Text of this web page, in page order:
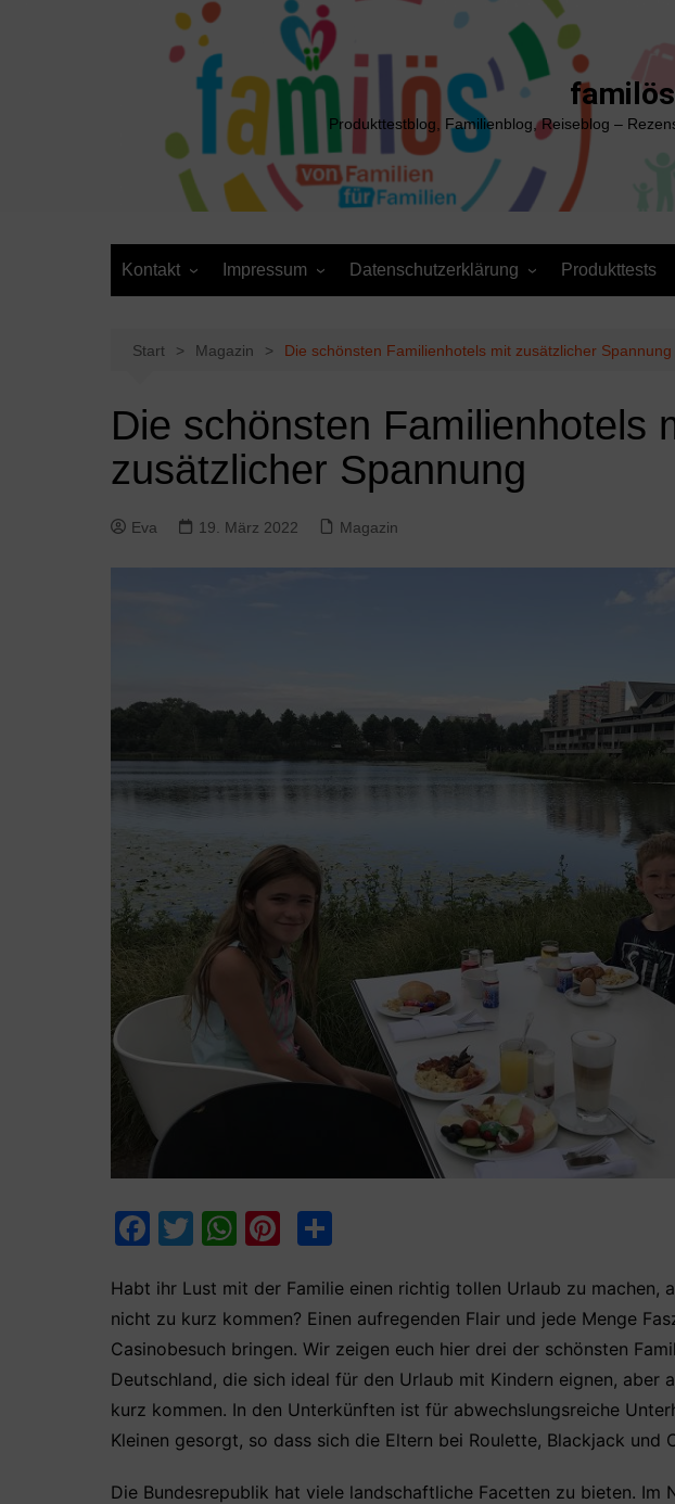
Produkttestblog, Familienblog, Reiseblog –
Kontakt Impressum Datenschutzerklärung Produkttests
Start Magazin Die schönsten Familienhotels mit zusätzlicher Spannung
Die schönsten Familienhotels
zusätzlicher Spannung
Eva 19. März 2022 Magazin
F
c
e
b
o
o
T
itt
er
W
at
s
A
p
p
Pi
er
e
st
le
n
Habt ihr Lust mit der Familie einen richtig tollen Urlaub zu machen,
nicht zu kurz kommen? Einen aufregenden Flair und jede Menge
Casinobesuch bringen. Wir zeigen euch hier drei der schönsten
Deutschland, die sich ideal für den Urlaub mit Kindern eignen, aber
kurz kommen. In den Unterkünften ist für abwechslungsreiche
Kleinen gesorgt, so dass sich die Eltern bei Roulette, Blackjack und
Die Bundesrepublik hat viele landschaftliche Facetten zu bieten. Im